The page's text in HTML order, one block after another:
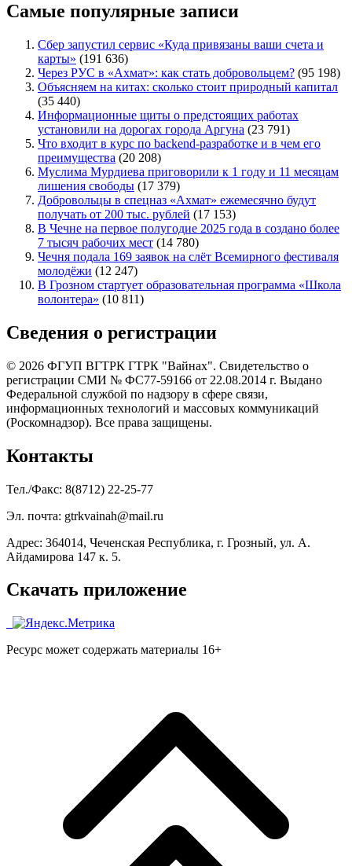
Самые популярные записи
Сбер запустил сервис «Куда привязаны ваши счета и
карты» (191 636)
Через РУС в «Ахмат»: как стать добровольцем? (95 198)
Объясняем на китах: сколько стоит природный капитал
(35 440)
Информационные щиты о предстоящих работах
установили на дорогах города Аргуна (23 791)
Что входит в курс по backend-разработке и в чем его
преимущества (20 208)
Муслима Мурдиева приговорили к 1 году и 11 месяцам
лишения свободы (17 379)
Добровольцы в спецназ «Ахмат» ежемесячно будут
получать от 200 тыс. рублей (17 153)
В Чечне на первое полугодие 2025 года в создано более
7 тысяч рабочих мест (14 780)
Чечня подала 169 заявок на слёт Всемирного фестиваля
молодёжи (12 247)
В Грозном стартует образовательная программа «Школа
волонтера» (10 811)
Сведения о регистрации
© 2026 ФГУП ВГТРК ГТРК "Вайнах". Свидетельство о
регистрации СМИ № ФС77-59166 от 22.08.2014 г. Выдано
Федеральной службой по надзору в сфере связи,
информационных технологий и массовых коммуникаций
(Роскомнадзор). Все права защищены.
Контакты
Тел./Факс: 8(8712) 22-25-77
Эл. почта: gtrkvainah@mail.ru
Адрес: 364014, Чеченская Республика, г. Грозный, ул. А.
Айдамирова 147 к. 5.
Скачать приложение
Ресурс может содержать материалы 16+